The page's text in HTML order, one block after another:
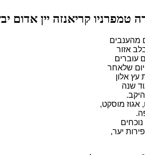
קריאנזה יין אדום יבש 750
אזור
עוברים
אלון
שנה
אגוז מוסקט,
יער,